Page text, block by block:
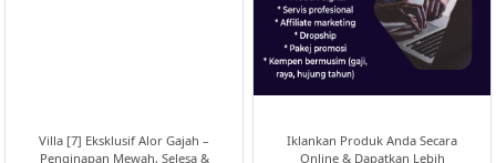
Villa [7] Eksklusif Alor Gajah –
Penginapan Mewah, Selesa &
Iklankan Produk Anda Secara
Online & Dapatkan Lebih